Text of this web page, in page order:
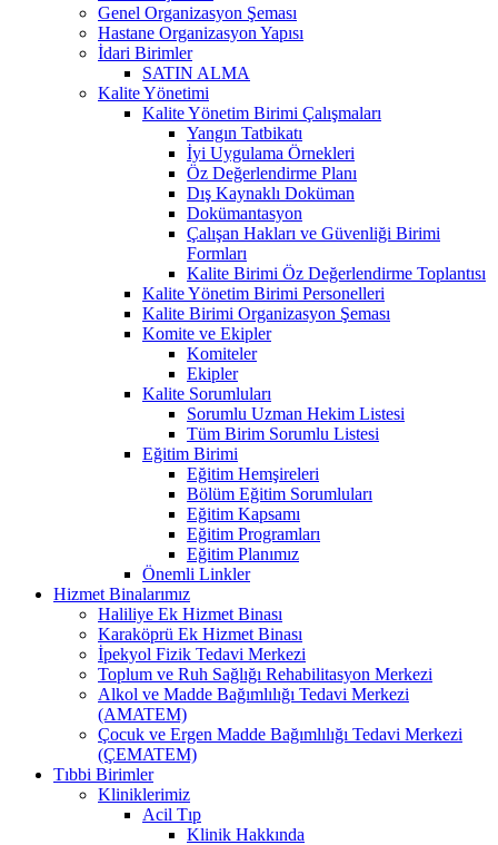
Genel Organizasyon Şeması
Hastane Organizasyon Yapısı
İdari Birimler
SATIN ALMA
Kalite Yönetimi
Kalite Yönetim Birimi Çalışmaları
Yangın Tatbikatı
İyi Uygulama Örnekleri
Öz Değerlendirme Planı
Dış Kaynaklı Doküman
Dokümantasyon
Çalışan Hakları ve Güvenliği Birimi
Formları
Kalite Birimi Öz Değerlendirme Toplantısı
Kalite Yönetim Birimi Personelleri
Kalite Birimi Organizasyon Şeması
Komite ve Ekipler
Komiteler
Ekipler
Kalite Sorumluları
Sorumlu Uzman Hekim Listesi
Tüm Birim Sorumlu Listesi
Eğitim Birimi
Eğitim Hemşireleri
Bölüm Eğitim Sorumluları
Eğitim Kapsamı
Eğitim Programları
Eğitim Planımız
Önemli Linkler
Hizmet Binalarımız
Haliliye Ek Hizmet Binası
Karaköprü Ek Hizmet Binası
İpekyol Fizik Tedavi Merkezi
Toplum ve Ruh Sağlığı Rehabilitasyon Merkezi
Alkol ve Madde Bağımlılığı Tedavi Merkezi
(AMATEM)
Çocuk ve Ergen Madde Bağımlılığı Tedavi Merkezi
(ÇEMATEM)
Tıbbi Birimler
Kliniklerimiz
Acil Tıp
Klinik Hakkında